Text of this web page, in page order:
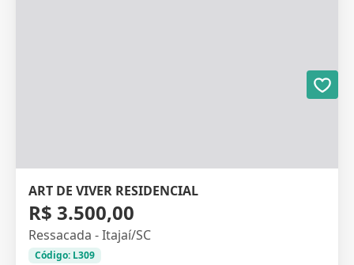
ART DE VIVER RESIDENCIAL
R$ 3.500,00
Ressacada - Itajaí/SC
Código: L309